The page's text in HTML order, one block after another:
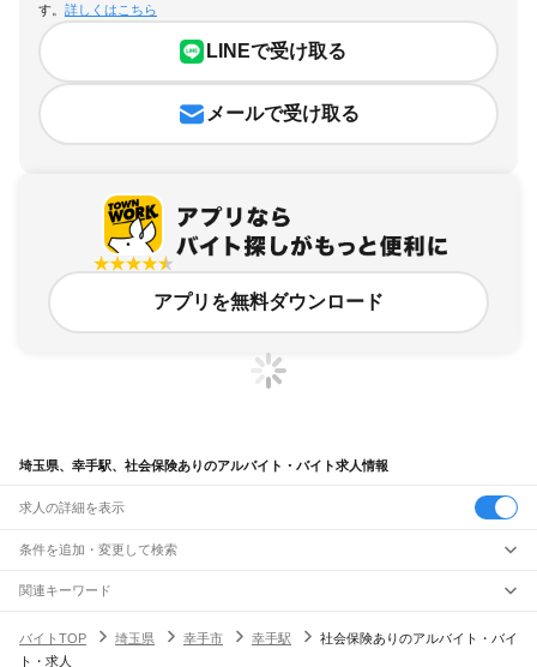
す。 詳しくはこちら
LINEで受け取る
メールで受け取る
アプリを無料ダウンロード
埼玉県、幸手駅、社会保険ありのアルバイト・バイト求人情報
求人の詳細を表示
条件を追加・変更して検索
市区町村を追加・変更
埼玉県すべて
さいたま市
駅を追加・変更
関連キーワード
バイトTOP
埼玉県 幸手市 幸手駅
社会保険ありのアルバイト・バイ
ト・求人